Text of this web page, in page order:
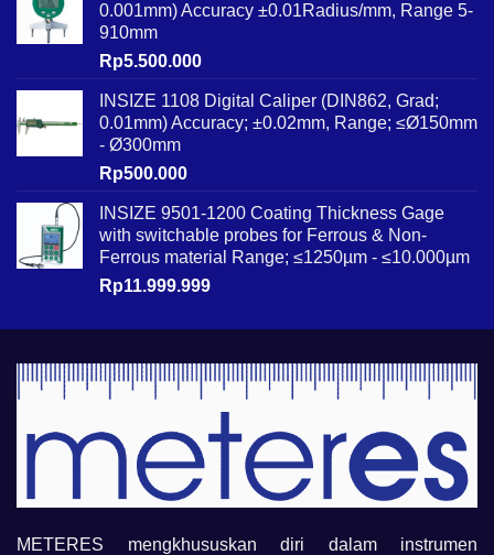
0.001mm) Accuracy ±0.01Radius/mm, Range 5-
910mm
Rp5.500.000
INSIZE 1108 Digital Caliper (DIN862, Grad;
0.01mm) Accuracy; ±0.02mm, Range; ≤Ø150mm
- Ø300mm
Rp500.000
INSIZE 9501-1200 Coating Thickness Gage
with switchable probes for Ferrous & Non-
Ferrous material Range; ≤1250µm - ≤10.000µm
Rp11.999.999
METERES mengkhususkan diri dalam instrumen